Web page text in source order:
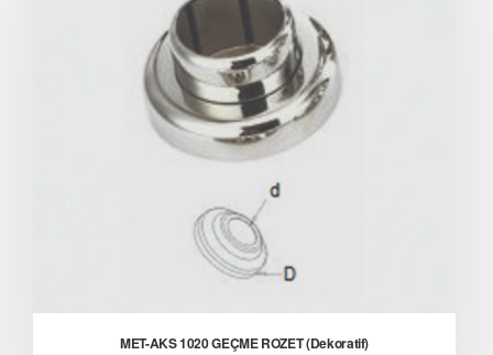
MET-AKS 1020 GEÇME ROZET (Dekoratif)